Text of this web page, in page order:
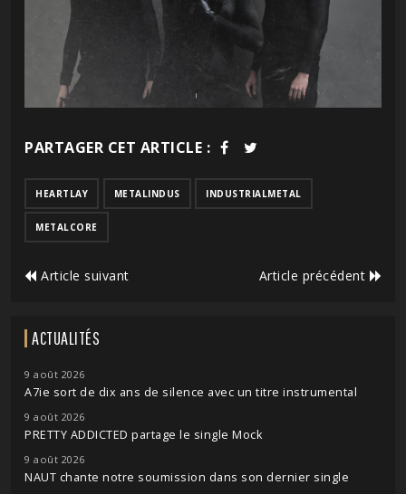
PARTAGER CET ARTICLE :
HEARTLAY METALINDUS INDUSTRIALMETAL
METALCORE
Article suivant Article précédent
ACTUALITÉS
9 août 2026
A7ie sort de dix ans de silence avec un titre instrumental
9 août 2026
PRETTY ADDICTED partage le single Mock
9 août 2026
NAUT chante notre soumission dans son dernier single